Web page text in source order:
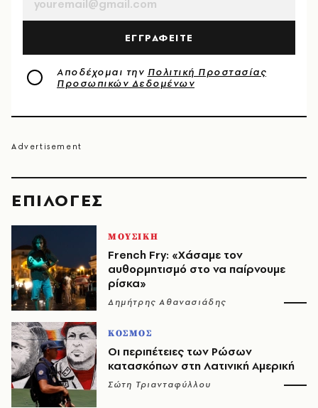
EΠΙΛΟΓΈΣ
ΜΟΥΣΙΚΗ
French Fry: «Χάσαμε τον
αυθορμητισμό στο να παίρνουμε
ρίσκα»
Δημήτρης Αθανασιάδης
ΚΟΣΜΟΣ
Οι περιπέτειες των Ρώσων
κατασκόπων στη Λατινική Αμερική
Σώτη Τριανταφύλλου
ΕΓΓΡΑΦΕΙΤΕ
Αποδέχομαι την Πολιτική Προστασίας
Προσωπικών Δεδομένων